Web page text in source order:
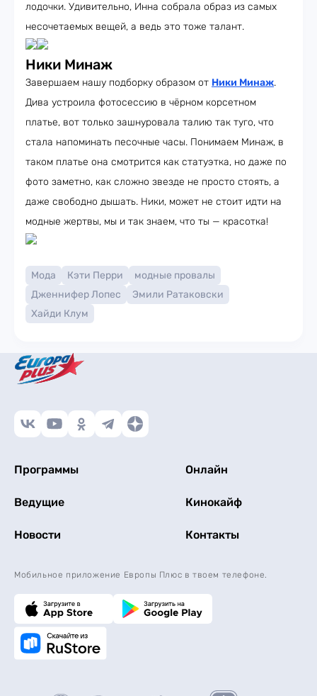
лодочки. Удивительно, Инна собрала образ из самых
несочетаемых вещей, а ведь это тоже талант.
Ники Минаж
Завершаем нашу подборку образом от Ники Минаж.
Дива устроила фотосессию в чёрном корсетном
платье, вот только зашнуровала талию так туго, что
стала напоминать песочные часы. Понимаем Минаж, в
таком платье она смотрится как статуэтка, но даже по
фото заметно, как сложно звезде не просто стоять, а
даже свободно дышать. Ники, может не стоит идти на
модные жертвы, мы и так знаем, что ты — красотка!
Мода Кэти Перри
модные провалы
Дженнифер Лопес
Эмили Ратаковски
Хайди Клум
Программы Онлайн
Ведущие Кинокайф
Новости Контакты
Мобильное приложение Европы Плюс в твоем телефоне.